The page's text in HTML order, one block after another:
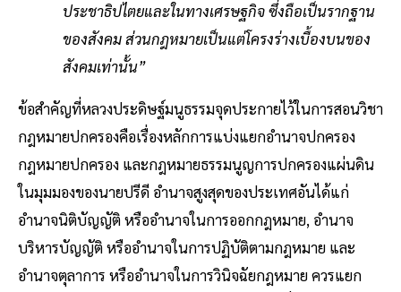
ประชาธิปไตยและในทางเศรษฐกิจ ซึ่งถือเป็นรากฐาน
ของสังคม ส่วนกฎหมายเป็นแต่โครงร่างเบื้องบนของ
สังคมเท่านั้น”
ข้อสำคัญที่หลวงประดิษฐ์มนูธรรมจุดประกายไว้ในการสอนวิชา
กฎหมายปกครองคือเรื่องหลักการแบ่งแยกอำนาจปกครอง
กฎหมายปกครอง และกฎหมายธรรมนูญการปกครองแผ่นดิน
ในมุมมองของนายปรีดี อำนาจสูงสุดของประเทศอันได้แก่
อำนาจนิติบัญญัติ หรืออำนาจในการออกกฎหมาย, อำนาจ
บริหารบัญญัติ หรืออำนาจในการปฏิบัติตามกฎหมาย และ
อำนาจตุลาการ หรืออำนาจในการวินิจฉัยกฎหมาย ควรแยก